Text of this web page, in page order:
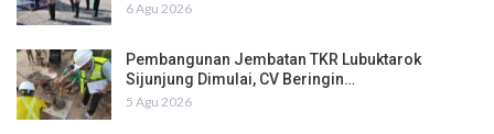
6 Agu 2026
Pembangunan Jembatan TKR Lubuktarok
Sijunjung Dimulai, CV Beringin…
5 Agu 2026